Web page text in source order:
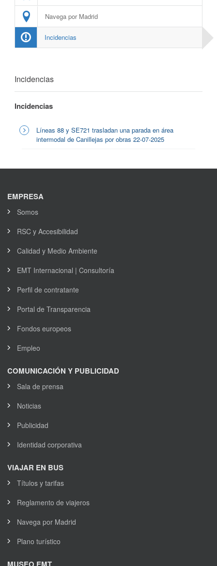
Navega por Madrid
Incidencias
Incidencias
Incidencias
Líneas 88 y SE721 trasladan una parada en área
intermodal de Canillejas por obras 22-07-2025
EMPRESA
Somos
RSC y Accesibilidad
Calidad y Medio Ambiente
EMT Internacional | Consultoría
Perfil de contratante
Portal de Transparencia
Fondos europeos
Empleo
COMUNICACIÓN Y PUBLICIDAD
Sala de prensa
Noticias
Publicidad
Identidad corporativa
VIAJAR EN BUS
Títulos y tarifas
Reglamento de viajeros
Navega por Madrid
Plano turístico